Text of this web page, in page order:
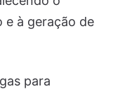
e à geração de
para